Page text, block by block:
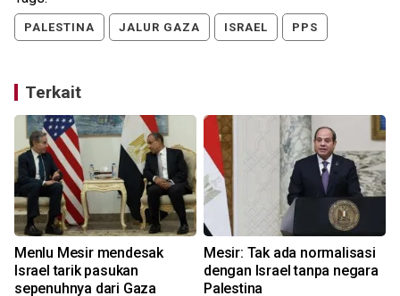
PALESTINA JALUR GAZA ISRAEL PPS
Terkait
Menlu Mesir mendesak
Israel tarik pasukan
sepenuhnya dari Gaza
Mesir: Tak ada normalisasi
dengan Israel tanpa negara
Palestina